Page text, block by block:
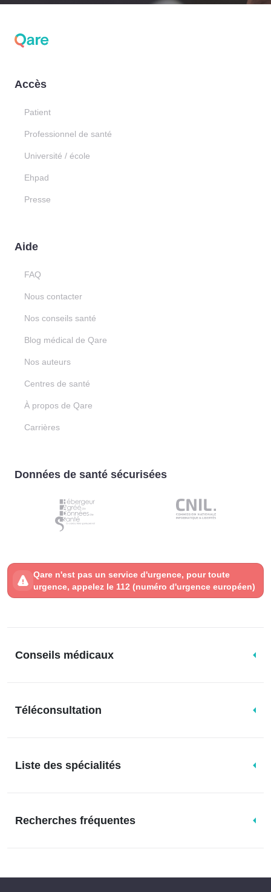
Accès
Patient
Professionnel de santé
Université / école
Ehpad
Presse
Aide
FAQ
Nous contacter
Nos conseils santé
Blog médical de Qare
Nos auteurs
Centres de santé
À propos de Qare
Carrières
Données de santé sécurisées
Qare n'est pas un service d'urgence, pour toute
urgence, appelez le 112 (numéro d'urgence européen)
Conseils médicaux
Téléconsultation
Liste des spécialités
Recherches fréquentes